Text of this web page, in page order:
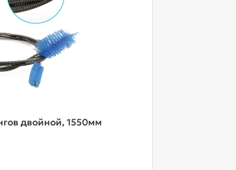
двойной, 1550мм